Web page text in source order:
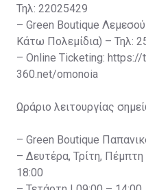
Τηλ: 22025429
– Green Boutique
Κάτω Πολεμίδια) – Τηλ:
– Online Ticketing:
360.net/omonoia
Ωράριο λειτουργίας
– Green Boutique
– Δευτέρα, Τρίτη,
18:00